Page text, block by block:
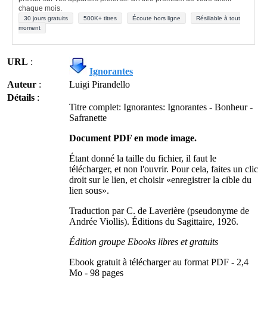
chaque mois.
30 jours gratuits 500K+ titres Écoute hors ligne
Résiliable à tout
moment
URL :
Ignorantes
Auteur :
Luigi Pirandello
Détails :
Titre complet: Ignorantes: Ignorantes - Bonheur -
Safranette
Document PDF en mode image.
Étant donné la taille du fichier, il faut le
télécharger, et non l'ouvrir. Pour cela, faites un clic
droit sur le lien, et choisir «enregistrer la cible du
lien sous».
Traduction par C. de Laverière (pseudonyme de
Andrée Viollis). Éditions du Sagittaire, 1926.
Édition groupe Ebooks libres et gratuits
Ebook gratuit à télécharger au format PDF - 2,4
Mo - 98 pages